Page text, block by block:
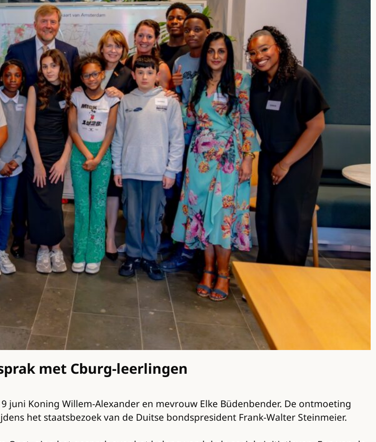
met Cburg-leerlingen
Koning Willem-Alexander en mevrouw Elke Büdenbender. De ontmoeting
het staatsbezoek van de Duitse bondspresident Frank-Walter Steinmeier.